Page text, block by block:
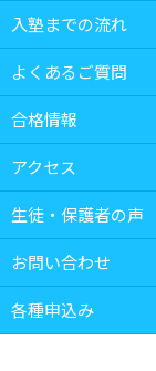
入塾までの流れ
よくあるご質問
合格情報
アクセス
生徒・保護者の声
お問い合わせ
各種申込み